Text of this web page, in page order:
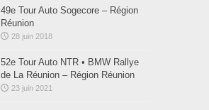
49e Tour Auto Sogecore – Région
Réunion
28 juin 2018
52e Tour Auto NTR • BMW Rallye
de La Réunion – Région Réunion
23 juin 2021